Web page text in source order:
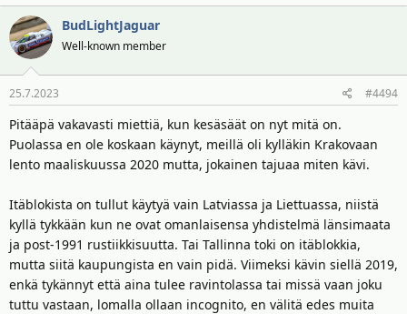
a
k
t
i
o
t
BudLightJaguar
Well-known member
25.7.2023 #4494
Pitääpä vakavasti miettiä, kun kesäsäät on nyt mitä on.
Puolassa en ole koskaan käynyt, meillä oli kylläkin Krakovaan
lento maaliskuussa 2020 mutta, jokainen tajuaa miten kävi.
Itäblokista on tullut käytyä vain Latviassa ja Liettuassa, niistä
kyllä tykkään kun ne ovat omanlaisensa yhdistelmä länsimaata
ja post-1991 rustiikkisuutta. Tai Tallinna toki on itäblokkia,
mutta siitä kaupungista en vain pidä. Viimeksi kävin siellä 2019,
enkä tykännyt että aina tulee ravintolassa tai missä vaan joku
tuttu vastaan, lomalla ollaan incognito, en välitä edes muita